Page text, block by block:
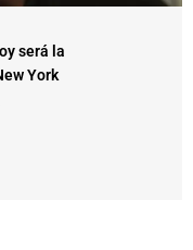
será la
York